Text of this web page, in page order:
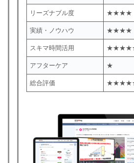
リーズナブル度 ★★★★
実績・ノウハウ ★★★★
スキマ時間活用
アフターケア ★
総合評価